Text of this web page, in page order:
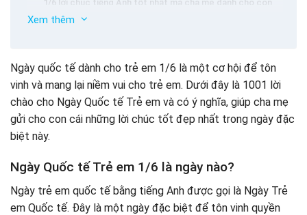
1/6 lời chúc tiếng Anh tốt nhất mà cha mẹ dành cho con
cái (cha mẹ đến con cái)
Chúc mừng 1/6 lời chào bằng tiếng Anh có ý nghĩa
Kết luận
Xem thêm
Ngày quốc tế dành cho trẻ em 1/6 là một cơ hội để tôn
vinh và mang lại niềm vui cho trẻ em. Dưới đây là 1001 lời
chào cho Ngày Quốc tế Trẻ em và có ý nghĩa, giúp cha mẹ
gửi cho con cái những lời chúc tốt đẹp nhất trong ngày đặc
biệt này.
Ngày Quốc tế Trẻ em 1/6 là ngày nào?
Ngày trẻ em quốc tế bằng tiếng Anh được gọi là Ngày Trẻ
em Quốc tế. Đây là một ngày đặc biệt để tôn vinh quyền